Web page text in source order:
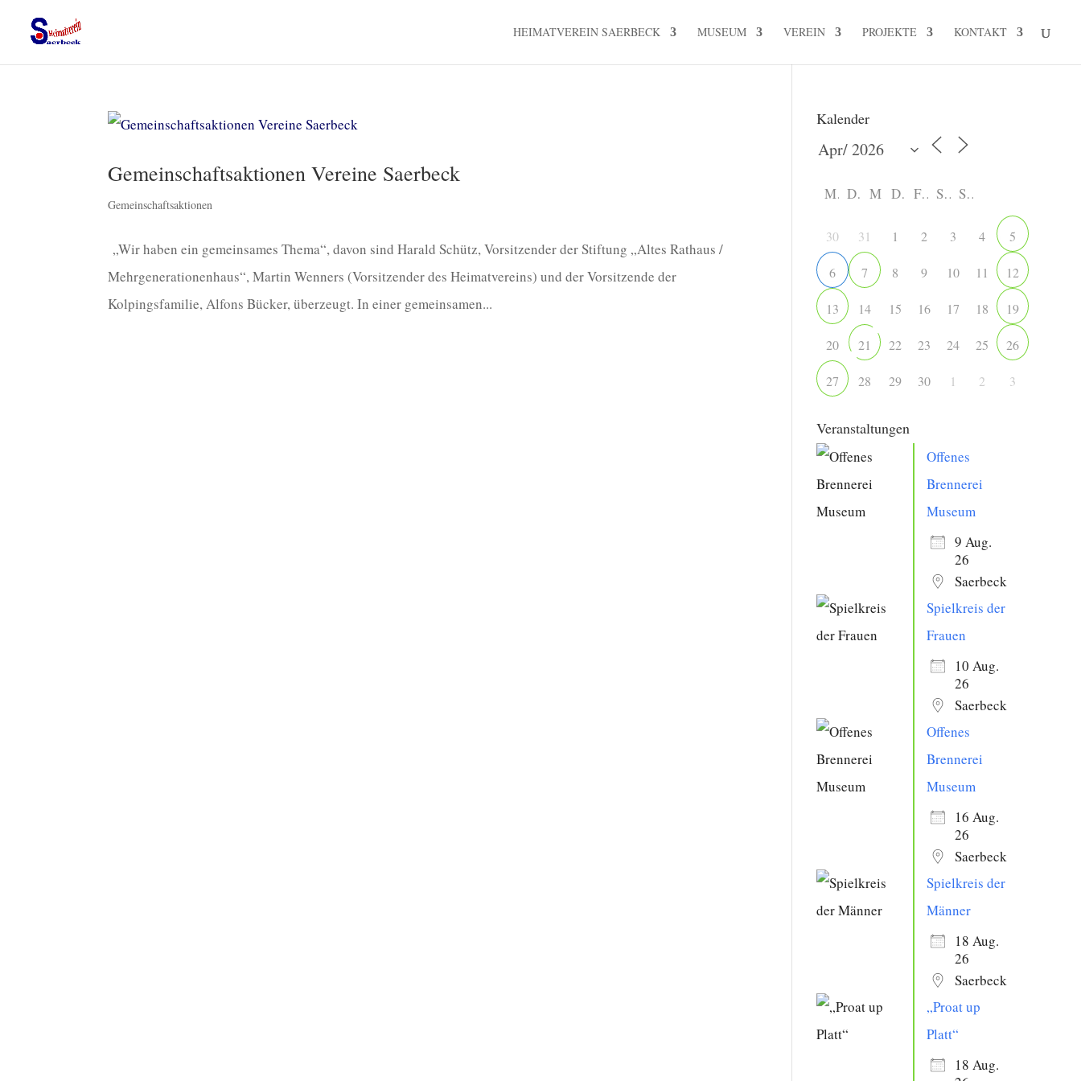
HEIMATVEREIN SAERBECK MUSEUM VEREIN PROJEKTE KONTAKT
Gemeinschaftsaktionen Vereine Saerbeck
Gemeinschaftsaktionen
„Wir haben ein gemeinsames Thema“, davon sind Harald Schütz, Vorsitzender der Stiftung „Altes Rathaus /
Mehrgenerationenhaus“, Martin Wenners (Vorsitzender des Heimatvereins) und der Vorsitzende der
Kolpingsfamilie, Alfons Bücker, überzeugt. In einer gemeinsamen...
Kalender
M D M D F S S
30 31 1 2 3 4 5
6 7 8 9 10 11 12
13 14 15 16 17 18 19
20 21 22 23 24 25 26
27 28 29 30 1 2 3
Veranstaltungen
Offenes
Brennerei
Museum
9 Aug.
26
Saerbeck
Spielkreis der
Frauen
10 Aug.
26
Saerbeck
Offenes
Brennerei
Museum
16 Aug.
26
Saerbeck
Spielkreis der
Männer
18 Aug.
26
Saerbeck
„Proat up
Platt“
18 Aug.